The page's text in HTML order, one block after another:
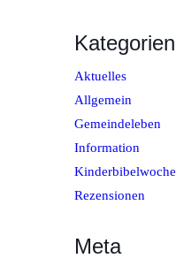
Kategorien
Aktuelles
Allgemein
Gemeindeleben
Information
Kinderbibelwoche
Rezensionen
Meta